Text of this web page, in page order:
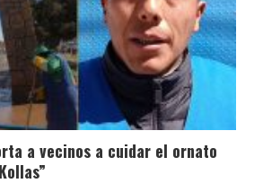
a vecinos a cuidar el ornato